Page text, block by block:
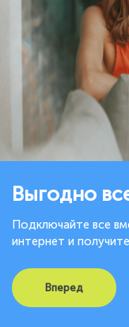
Выгодно
Подключайте все
интернет и
Вперед